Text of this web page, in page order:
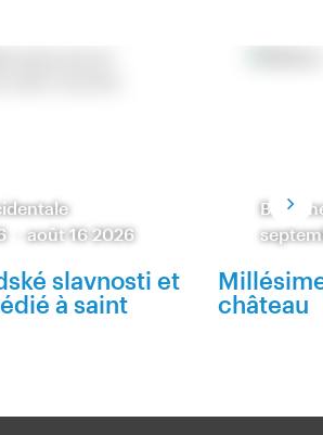
-août 16 2026
slavnosti et
à saint
château